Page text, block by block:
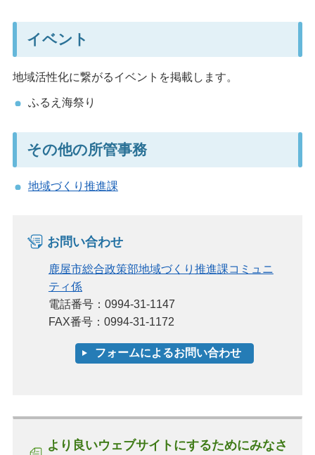
イベント
地域活性化に繋がるイベントを掲載します。
ふるえ海祭り
その他の所管事務
地域づくり推進課
お問い合わせ
鹿屋市総合政策部地域づくり推進課コミュニ
ティ係
電話番号：0994-31-1147
FAX番号：0994-31-1172
より良いウェブサイトにするためにみなさ